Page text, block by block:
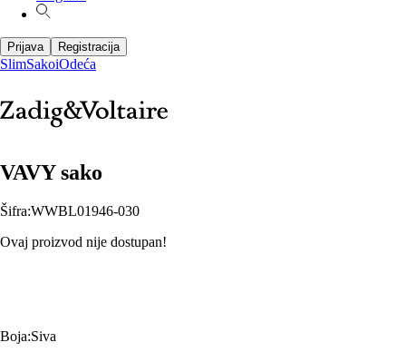
Prijava Registracija
SlimSakoiOdeća
VAVY sako
Šifra:WWBL01946-030
Ovaj proizvod nije dostupan!
Boja:Siva